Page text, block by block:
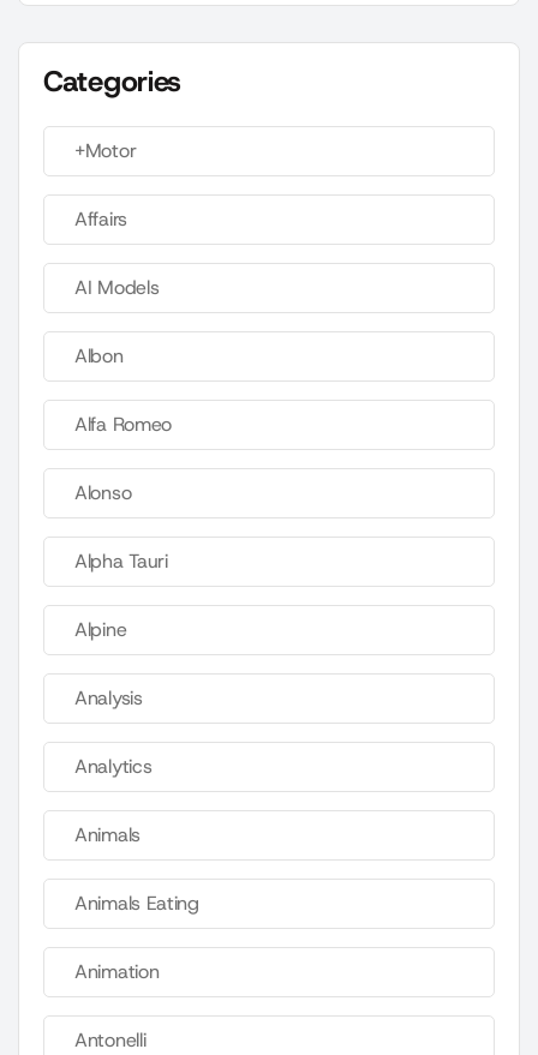
Categories
+Motor
Affairs
AI Models
Albon
Alfa Romeo
Alonso
Alpha Tauri
Alpine
Analysis
Analytics
Animals
Animals Eating
Animation
Antonelli